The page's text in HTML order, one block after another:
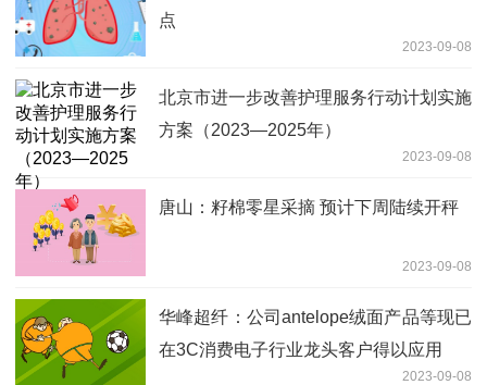
点
2023-09-08
北京市进一步改善护理服务行动计划实施
方案（2023—2025年）
2023-09-08
唐山：籽棉零星采摘 预计下周陆续开秤
2023-09-08
华峰超纤：公司antelope绒面产品等现已
在3C消费电子行业龙头客户得以应用
2023-09-08